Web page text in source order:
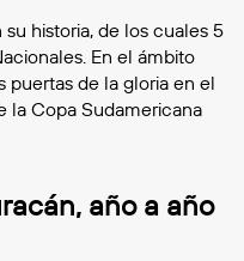
historia, de los cuales 5
En el ámbito
puertas de la gloria en el
la Copa Sudamericana
año a año